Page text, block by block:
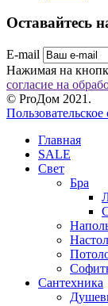
Оставайтесь
E-mail
Нажимая на
согласие на
© ProДом 2021.
Главная
SALE
Свет
Бра
Сантехника